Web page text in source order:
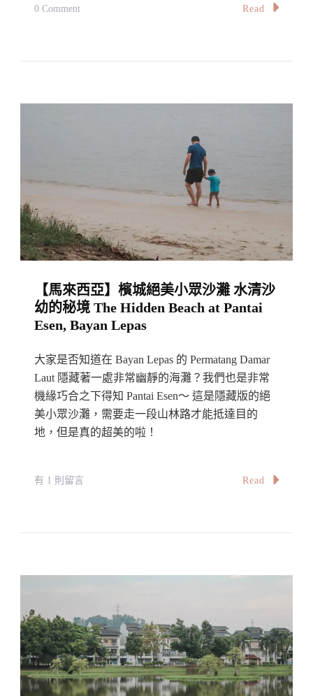
0 CommentOn
植
園：
週
親
子
活
動
好
據
點
What
Do
Botanic
Penang
Read
【馬來西亞】檳城絕美小眾沙灘 水清沙
幼的秘境 The Hidden Beach at Pantai
Esen, Bayan Lepas
大家是否知道在 Bayan Lepas 的 Permatang Damar
Laut 隱藏著一處非常幽靜的海灘？我們也是非常
機緣巧合之下得知 Pantai Esen～ 這是隱藏版的絕
美小眾沙灘，需要走一段山林路才能抵達目的
地，但是真的超美的啦！
在
絕
美
小
眾
有 1 則留言 Read